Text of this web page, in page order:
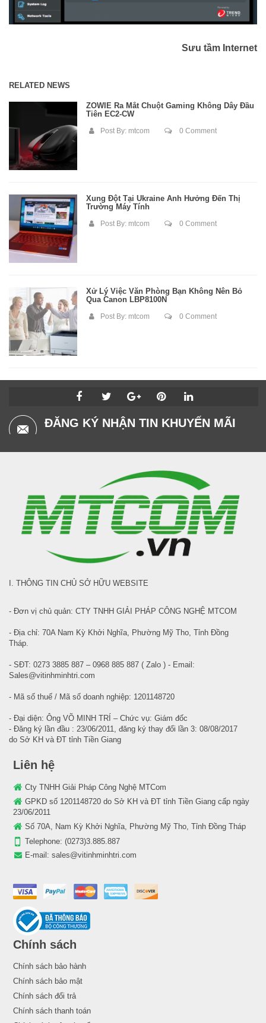
Sưu tầm Internet
RELATED NEWS
ZOWIE Ra Mắt Chuột Gaming Không Dây Đầu
Tiên EC2-CW
Post By: mtcom 0 Comment
Xung Đột Tại Ukraine Ảnh Hưởng Đến Thị
Trường Máy Tính
Post By: mtcom 0 Comment
Xử Lý Việc Văn Phòng Bạn Không Nên Bỏ
Qua Canon LBP8100N
Post By: mtcom 0 Comment
ĐĂNG KÝ NHẬN TIN KHUYẾN MÃI
I. THÔNG TIN CHỦ SỞ HỮU WEBSITE
- Đơn vị chủ quản: CTY TNHH GIẢI PHÁP CÔNG NGHỆ MTCOM
- Địa chỉ: 70A Nam Kỳ Khởi Nghĩa, Phường Mỹ Tho, Tỉnh Đồng
Tháp.
- SĐT: 0273 3885 887 – 0968 885 887 ( Zalo ) - Email:
Sales@vitinhminhtri.com
- Mã số thuế / Mã số doanh nghiệp: 1201148720
- Đại diện: Ông VÕ MINH TRÍ – Chức vụ: Giám đốc
- Đăng ký lần đầu : 23/06/2011, đăng ký thay đổi lần 3: 08/08/2017
do Sở KH và ĐT tỉnh Tiền Giang
Liên hệ
Cty TNHH Giải Pháp Công Nghệ MTCom
GPKD số 1201148720 do Sở KH và ĐT tỉnh Tiền Giang cấp ngày
23/06/2011
Số 70A, Nam Kỳ Khởi Nghĩa, Phường Mỹ Tho, Tỉnh Đồng Tháp
Telephone: (0273)3.885.887
E-mail: sales@vitinhminhtri.com
Chính sách
Chính sách bảo hành
Chính sách bảo mật
Chính sách đổi trả
Chính sách thanh toán